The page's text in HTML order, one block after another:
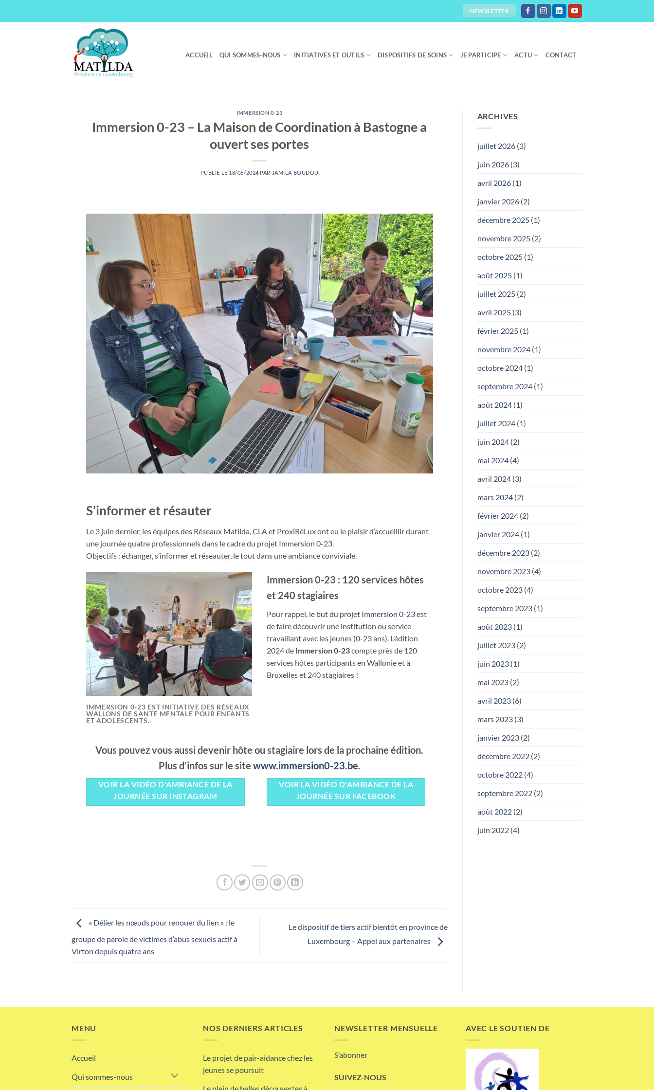
NEWSLETTER
ACCUEIL QUI SOMMES-NOUS INITIATIVES ET OUTILS DISPOSITIFS DE SOINS JE PARTICIPE ACTU CONTACT
IMMERSION 0-23
Immersion 0-23 – La Maison de Coordination à Bastogne a
ouvert ses portes
PUBLIÉ LE 18/06/2024 PAR JAMILA BOUDOU
S’informer et résauter
Le 3 juin dernier, les équipes des Réseaux Matilda, CLA et ProxiRéLux ont eu le plaisir d’accueillir durant
une journée quatre professionnels dans le cadre du projet Immersion 0-23.
Objectifs : échanger, s’informer et réseauter, le tout dans une ambiance conviviale.
IMMERSION 0-23 EST INITIATIVE DES RÉSEAUX
WALLONS DE SANTÉ MENTALE POUR ENFANTS
ET ADOLESCENTS.
Immersion 0-23 : 120 services hôtes
et 240 stagiaires
Pour rappel, le but du projet Immersion 0-23est
de faire découvrir une institution ou service
travaillant avec les jeunes (0-23 ans). L’édition
2024 de Immersion 0-23compte près de 120
services hôtes participants en Wallonie et à
Bruxelles et 240 stagiaires !
Vous pouvez vous aussi devenir hôte ou stagiaire lors de la prochaine édition.
Plus d’infos sur le site www.immersion0-23.be.
VOIR LA VIDÉO D'AMBIANCE DE LA
JOURNÉE SUR INSTAGRAM
VOIR LA VIDÉO D'AMBIANCE DE LA
JOURNÉE SUR FACEBOOK
« Délier les nœuds pour renouer du lien » : le
groupe de parole de victimes d’abus sexuels actif à
Virton depuis quatre ans
Le dispositif de tiers actif bientôt en province de
Luxembourg – Appel aux partenaires
ARCHIVES
juillet 2026(3)
juin 2026(3)
avril 2026(1)
janvier 2026(2)
décembre 2025(1)
novembre 2025(2)
octobre 2025(1)
août 2025(1)
juillet 2025(2)
avril 2025(3)
février 2025(1)
novembre 2024(1)
octobre 2024(1)
septembre 2024(1)
août 2024(1)
juillet 2024(1)
juin 2024(2)
mai 2024(4)
avril 2024(3)
mars 2024(2)
février 2024(2)
janvier 2024(1)
décembre 2023(2)
novembre 2023(4)
octobre 2023(4)
septembre 2023(1)
août 2023(1)
juillet 2023(2)
juin 2023(1)
mai 2023(2)
avril 2023(6)
mars 2023(3)
janvier 2023(2)
décembre 2022(2)
octobre 2022(4)
septembre 2022(2)
août 2022(2)
juin 2022(4)
MENU
Accueil
Qui sommes-nous
NOS DERNIERS ARTICLES
Le projet de pair-aidance chez les
jeunes se poursuit
NEWSLETTER MENSUELLE
S’abonner
SUIVEZ-NOUS
AVEC LE SOUTIEN DE